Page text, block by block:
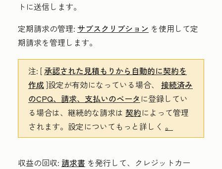
トに送信します。
定期請求の管理: サブスクリプション を使用して定
期請求を管理します。
注: [承認された見積もりから自動的に契約を
作成]設定が有効になっている場合、 接続済み
のCPQ、請求、支払いのベータ に登録してい
る場合は、継続的な請求は 契約によって管理
されます。設定についてもっと詳しく 。
収益の回収: 請求書 を発行して、クレジットカー